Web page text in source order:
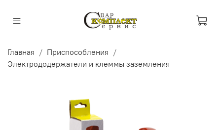
Главная
Приспособления
Электрододержатели и клеммы заземления